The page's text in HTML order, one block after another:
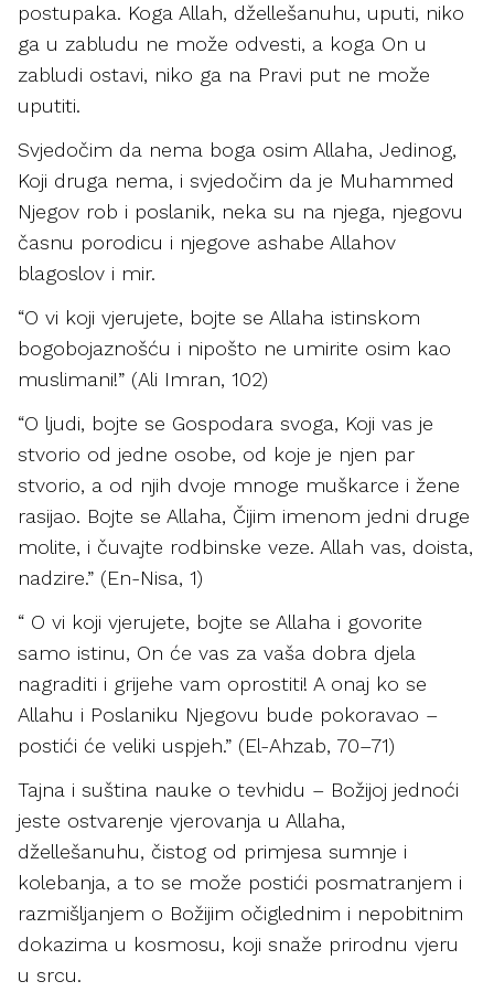
postupaka. Koga Allah, džellešanuhu, uputi, niko
ga u zabludu ne može odvesti, a koga On u
zabludi ostavi, niko ga na Pravi put ne može
uputiti.
Svjedočim da nema boga osim Allaha, Jedinog,
Koji druga nema, i svjedočim da je Muhammed
Njegov rob i poslanik, neka su na njega, njegovu
časnu porodicu i njegove ashabe Allahov
blagoslov i mir.
“O vi koji vjerujete, bojte se Allaha istinskom
bogobojaznošću i nipošto ne umirite osim kao
muslimani!” (Ali Imran, 102)
“O ljudi, bojte se Gospodara svoga, Koji vas je
stvorio od jedne osobe, od koje je njen par
stvorio, a od njih dvoje mnoge muškarce i žene
rasijao. Bojte se Allaha, Čijim imenom jedni druge
molite, i čuvajte rodbinske veze. Allah vas, doista,
nadzire.” (En-Nisa, 1)
“ O vi koji vjerujete, bojte se Allaha i govorite
samo istinu, On će vas za vaša dobra djela
nagraditi i grijehe vam oprostiti! A onaj ko se
Allahu i Poslaniku Njegovu bude pokoravao –
postići će veliki uspjeh.” (El-Ahzab, 70–71)
Tajna i suština nauke o tevhidu – Božijoj jednoći
jeste ostvarenje vjerovanja u Allaha,
džellešanuhu, čistog od primjesa sumnje i
kolebanja, a to se može postići posmatranjem i
razmišljanjem o Božijim očiglednim i nepobitnim
dokazima u kosmosu, koji snaže prirodnu vjeru
u srcu.